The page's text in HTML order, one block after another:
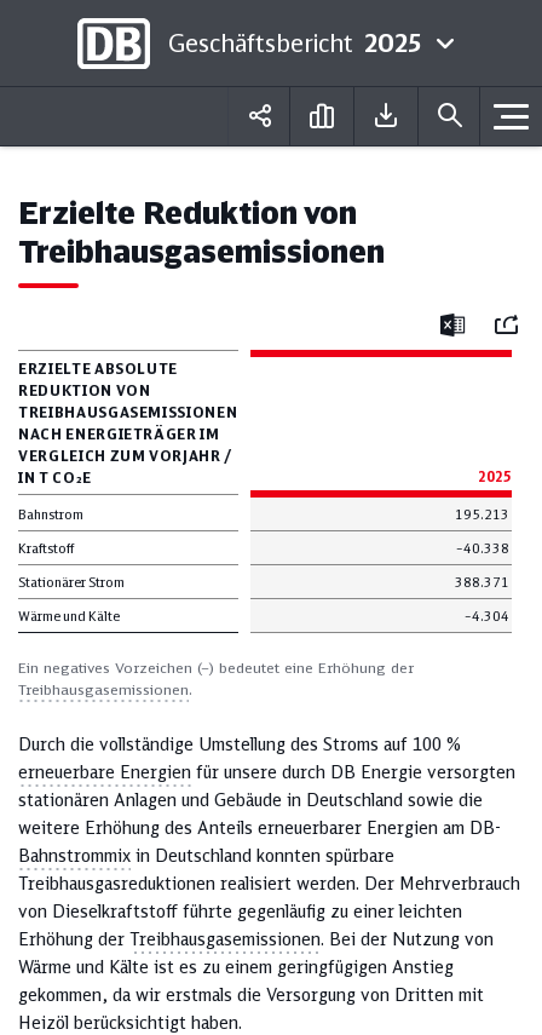
Geschäftsbericht 2025
Erzielte Reduktion von
Treibhausgasemissionen
Mail
Excel
ERZIELTE ABSOLUTE
REDUKTION VON
TREIBHAUSGASEMISSIONEN
NACH ENERGIETRÄGER IM
VERGLEICH ZUM VORJAHR /
IN T CO₂E
2025
Bahnstrom
195.213
Kraftstoff
–40.338
Stationärer Strom
388.371
Wärme und Kälte
–4.304
Ein negatives Vorzeichen (–) bedeutet eine Erhöhung der
Treibhausgasemissionen.
Durch die vollständige Umstellung des Stroms auf 100 %
erneuerbare Energien für unsere durch DB Energie versorgten
stationären Anlagen und Gebäude in Deutschland sowie die
weitere Erhöhung des Anteils erneuerbarer Energien am DB-
Bahnstrommix in Deutschland konnten spürbare
Treibhausgasreduktionen realisiert werden. Der Mehrverbrauch
von Dieselkraftstoff führte gegenläufig zu einer leichten
Erhöhung der Treibhausgasemissionen. Bei der Nutzung von
Wärme und Kälte ist es zu einem geringfügigen Anstieg
gekommen, da wir erstmals die Versorgung von Dritten mit
Heizöl berücksichtigt haben.